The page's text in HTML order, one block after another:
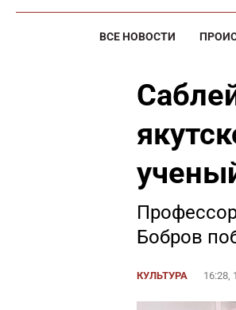
ВСЕ НОВОСТИ
Бобров
КУЛЬТУРА 16:28,